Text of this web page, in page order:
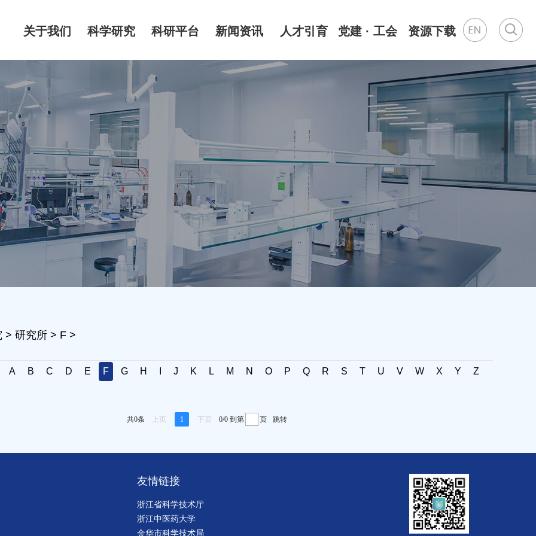
关于我们 科学研究 科研平台 新闻资讯 人才引育 党建 · 工会 资源下载
>研究所 > F >
A B C D E F G H J K L M N O P Q R S T U V W X Y Z
共0条 上页 1 下页 0/0 到第 页 跳转
友情链接
浙江省科学技术厅
浙江中医药大学
金华市科学技术局